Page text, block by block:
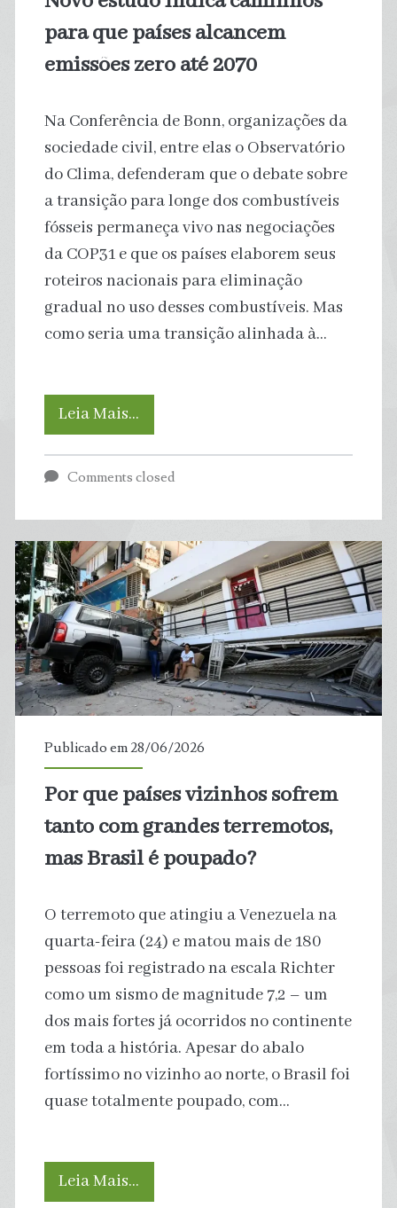
duas
décadas,
estudo
inédito
para que países alcancem
emissões zero até 2070
Na Conferência de Bonn, organizações da
sociedade civil, entre elas o Observatório
do Clima, defenderam que o debate sobre
a transição para longe dos combustíveis
fósseis permaneça vivo nas negociações
da COP31 e que os países elaborem seus
roteiros nacionais para eliminação
gradual no uso desses combustíveis. Mas
como seria uma transição alinhada à…
Leia Mais…
estudo
para
que
países
alcancem
zero
2070
Comments closed
Publicado em 28/06/2026
Por que países vizinhos sofrem
tanto com grandes terremotos,
mas Brasil é poupado?
O terremoto que atingiu a Venezuela na
quarta-feira (24) e matou mais de 180
pessoas foi registrado na escala Richter
como um sismo de magnitude 7,2 – um
dos mais fortes já ocorridos no continente
em toda a história. Apesar do abalo
fortíssimo no vizinho ao norte, o Brasil foi
quase totalmente poupado, com…
Leia Mais…